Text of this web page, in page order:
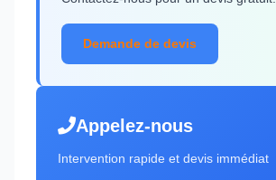
Demande de devis
Appelez-nous
Intervention rapide et devis immédiat